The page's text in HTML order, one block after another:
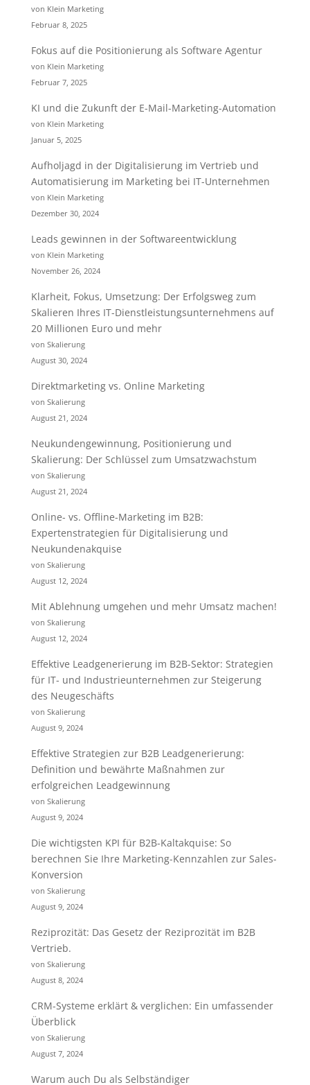
von Klein Marketing
Februar 8, 2025
Fokus auf die Positionierung als Software Agentur
von Klein Marketing
Februar 7, 2025
KI und die Zukunft der E-Mail-Marketing-Automation
von Klein Marketing
Januar 5, 2025
Aufholjagd in der Digitalisierung im Vertrieb und
Automatisierung im Marketing bei IT-Unternehmen
von Klein Marketing
Dezember 30, 2024
Leads gewinnen in der Softwareentwicklung
von Klein Marketing
November 26, 2024
Klarheit, Fokus, Umsetzung: Der Erfolgsweg zum
Skalieren Ihres IT-Dienstleistungsunternehmens auf
20 Millionen Euro und mehr
von Skalierung
August 30, 2024
Direktmarketing vs. Online Marketing
von Skalierung
August 21, 2024
Neukundengewinnung, Positionierung und
Skalierung: Der Schlüssel zum Umsatzwachstum
von Skalierung
August 21, 2024
Online- vs. Offline-Marketing im B2B:
Expertenstrategien für Digitalisierung und
Neukundenakquise
von Skalierung
August 12, 2024
Mit Ablehnung umgehen und mehr Umsatz machen!
von Skalierung
August 12, 2024
Effektive Leadgenerierung im B2B-Sektor: Strategien
für IT- und Industrieunternehmen zur Steigerung
des Neugeschäfts
von Skalierung
August 9, 2024
Effektive Strategien zur B2B Leadgenerierung:
Definition und bewährte Maßnahmen zur
erfolgreichen Leadgewinnung
von Skalierung
August 9, 2024
Die wichtigsten KPI für B2B-Kaltakquise: So
berechnen Sie Ihre Marketing-Kennzahlen zur Sales-
Konversion
von Skalierung
August 9, 2024
Reziprozität: Das Gesetz der Reziprozität im B2B
Vertrieb.
von Skalierung
August 8, 2024
CRM-Systeme erklärt & verglichen: Ein umfassender
Überblick
von Skalierung
August 7, 2024
Warum auch Du als Selbständiger